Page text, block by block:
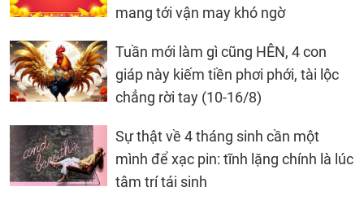
mang tới vận may khó ngờ
Tuần mới làm gì cũng HÊN, 4 con
giáp này kiếm tiền phơi phới, tài lộc
chẳng rời tay (10-16/8)
Sự thật về 4 tháng sinh cần một
mình để xạc pin: tĩnh lặng chính là lúc
tâm trí tái sinh